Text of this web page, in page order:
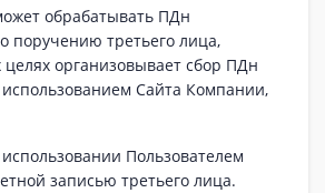
обрабатывать ПДн
поручению третьего лица,
целях организовывает сбор ПДн
использованием Сайта Компании,
Пользователем
записью третьего лица.